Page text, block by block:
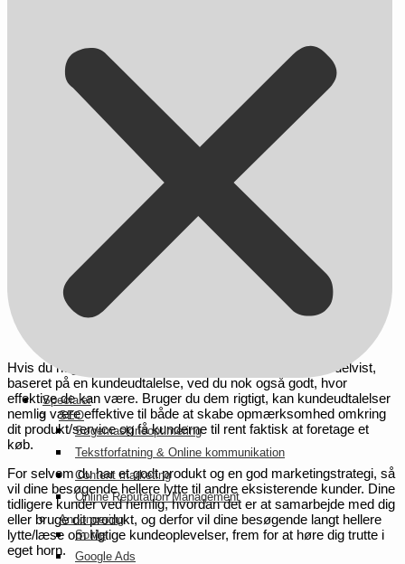
Specialer
SEO
Søgemaskineoptimering
Tekstforfatning & Online kommunikation
Content marketing
Online Reputation Management
Annoncering
SoMe
Google Ads
Hvis du nogensinde har købt et produkt, enten helt eller delvist,
baseret på en kundeudtalelse, ved du nok også godt, hvor
effektive de kan være. Bruger du dem rigtigt, kan kundeudtalelser
nemlig være effektive til både at skabe opmærksomhed omkring
dit produkt/service og få kunderne til rent faktisk at foretage et
køb.
For selvom du har et godt produkt og en god marketingstrategi, så
vil dine besøgende hellere lytte til andre eksisterende kunder. Dine
tidligere kunder ved nemlig, hvordan det er at samarbejde med dig
eller bruge dit produkt, og derfor vil dine besøgende langt hellere
lytte/læse om rigtige kundeoplevelser, frem for at høre dig trutte i
eget horn.